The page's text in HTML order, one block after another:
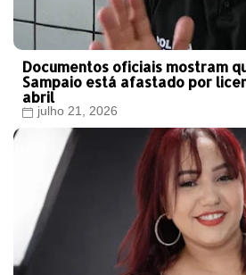
Documentos oficiais mostram
Sampaio está afastado por
abril
julho 21, 2026